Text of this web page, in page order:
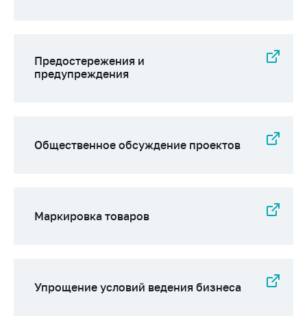
Предостережения и
предупреждения
Общественное обсуждение проектов
Маркировка товаров
Упрощение условий ведения бизнеса